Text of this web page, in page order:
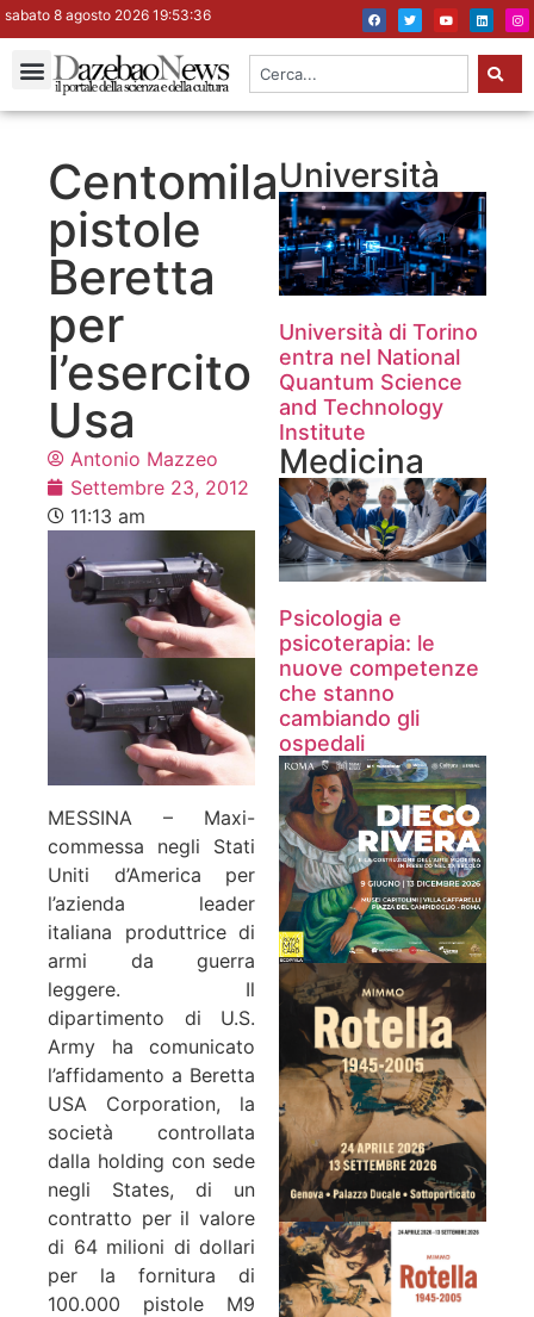
sabato 8 agosto 2026 19:53:37
Centomila
pistole
Beretta
per
l’esercito
Usa
Antonio Mazzeo
Settembre 23, 2012
11:13 am
MESSINA – Maxi-
commessa negli Stati
Uniti d’America per
l’azienda leader
italiana produttrice di
armi da guerra
leggere. Il
dipartimento di U.S.
Army ha comunicato
l’affidamento a Beretta
USA Corporation, la
società controllata
dalla holding con sede
negli States, di un
contratto per il valore
di 64 milioni di dollari
per la fornitura di
100.000 pistole M9
Università
Università di Torino
entra nel National
Quantum Science
and Technology
Institute
Medicina
Psicologia e
psicoterapia: le
nuove competenze
che stanno
cambiando gli
ospedali